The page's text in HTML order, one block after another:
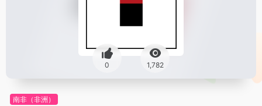
0 1,782
南非（非洲）